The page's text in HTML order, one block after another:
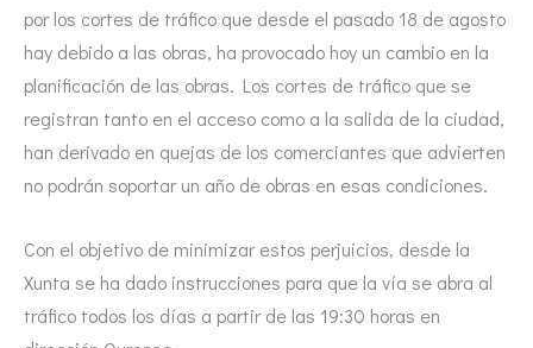
por los cortes de tráfico que desde el pasado 18 de agosto
hay debido a las obras, ha provocado hoy un cambio en la
planificación de las obras. Los cortes de tráfico que se
registran tanto en el acceso como a la salida de la ciudad,
han derivado en quejas de los comerciantes que advierten
no podrán soportar un año de obras en esas condiciones.
Con el objetivo de minimizar estos perjuicios, desde la
Xunta se ha dado instrucciones para que la vía se abra al
tráfico todos los días a partir de las 19:30 horas en